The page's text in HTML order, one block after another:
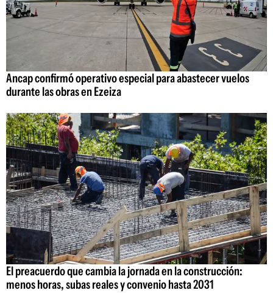
Ancap confirmó operativo especial para abastecer vuelos
durante las obras en Ezeiza
El preacuerdo que cambia la jornada en la construcción:
menos horas, subas reales y convenio hasta 2031